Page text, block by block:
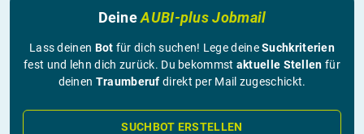
DeineAUBI-plus Jobmail
Lass deinen Bot für dich suchen! Lege deineSuchkriterien
fest und lehn dich zurück. Du bekommst aktuelle Stellen für
deinen Traumberuf direkt per Mail zugeschickt.
SUCHBOT ERSTELLEN